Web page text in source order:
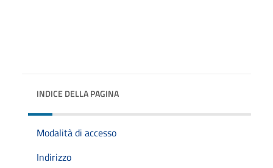
INDICE DELLA PAGINA
Modalità di accesso
Indirizzo